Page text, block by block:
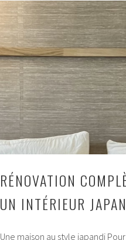
intérieur
Japandi
?
7
idées
pour
une
maison
douce,
épurée
et
RÉNOVATION
UN INTÉRIEUR
Une maison au style japandi